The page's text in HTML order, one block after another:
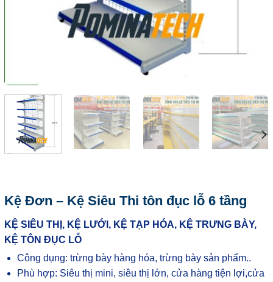
Kệ Đơn – Kệ Siêu Thi tôn đục lỗ 6 tầng
KỆ SIÊU THỊ, KỆ LƯỚI, KỆ TẠP HÓA, KỆ TRƯNG BÀY,
KỆ TÔN ĐỤC LỖ
Công dụng: trừng bày hàng hóa, trừng bày sản phẩm..
Phù hợp: Siêu thị mini, siêu thị lớn, cửa hàng tiện lợi,cửa